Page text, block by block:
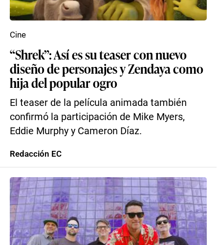
“Shrek”: Así es su teaser con nuevo
diseño de personajes y Zendaya como
hija del popular ogro
El teaser de la película animada también
confirmó la participación de Mike Myers,
Eddie Murphy y Cameron Díaz.
Cine
Redacción EC